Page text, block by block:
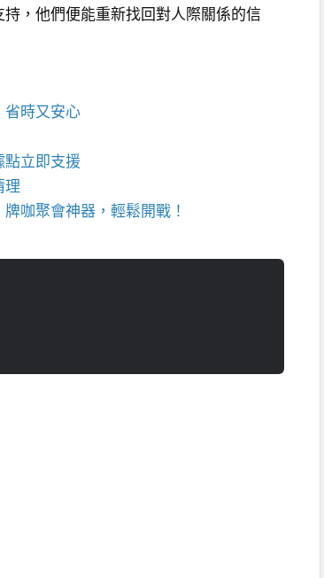
，他們便能重新找回對人際關係的信
省時又安心
點立即支援
理
牌咖聚會神器，輕鬆開戰！